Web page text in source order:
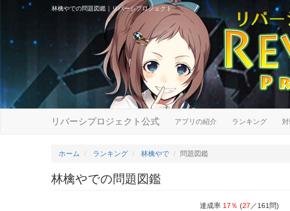
林檎やでの問題図鑑｜リバーシプロジェクト
リバーシプロジェクト公式 アプリの紹介 ランキング
ホーム ランキング 林檎やで 問題図鑑
林檎やでの問題図鑑
達成率 17％ (27 ／161問)